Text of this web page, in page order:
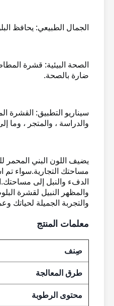
الجمال الطبيعي: يحافظ
الصحة البيئية: قشرة
ضارة بالصحة.
سيناريو التطبيق: القشرة
والدراسة ، والمتجر ، وما
يضيف اللون البني المحمر
مساحتك التجارية.سواء تم
الدفء والنبل إلى مساحتك.
والمظهر النبيل لقشرة
والتجربة الجميلة لحياتك
معلمات المنتج
صِنف
طرق المعالجة
محتوى الرطوبة